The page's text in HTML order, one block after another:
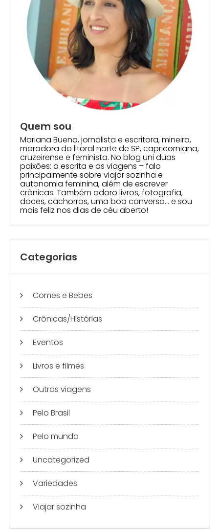
Quem sou
Mariana Bueno, jornalista e escritora, mineira,
moradora do litoral norte de SP, capricorniana,
cruzeirense e feminista. No blog uni duas
paixões: a escrita e as viagens – falo
principalmente sobre viajar sozinha e
autonomia feminina, além de escrever
crônicas. Também adoro livros, fotografia,
doces, cachorros, uma boa conversa… e sou
mais feliz nos dias de céu aberto!
Categorias
Comes e Bebes
Crônicas/Histórias
Eventos
Livros e filmes
Outras viagens
Pelo Brasil
Pelo mundo
Uncategorized
Variedades
Viajar sozinha